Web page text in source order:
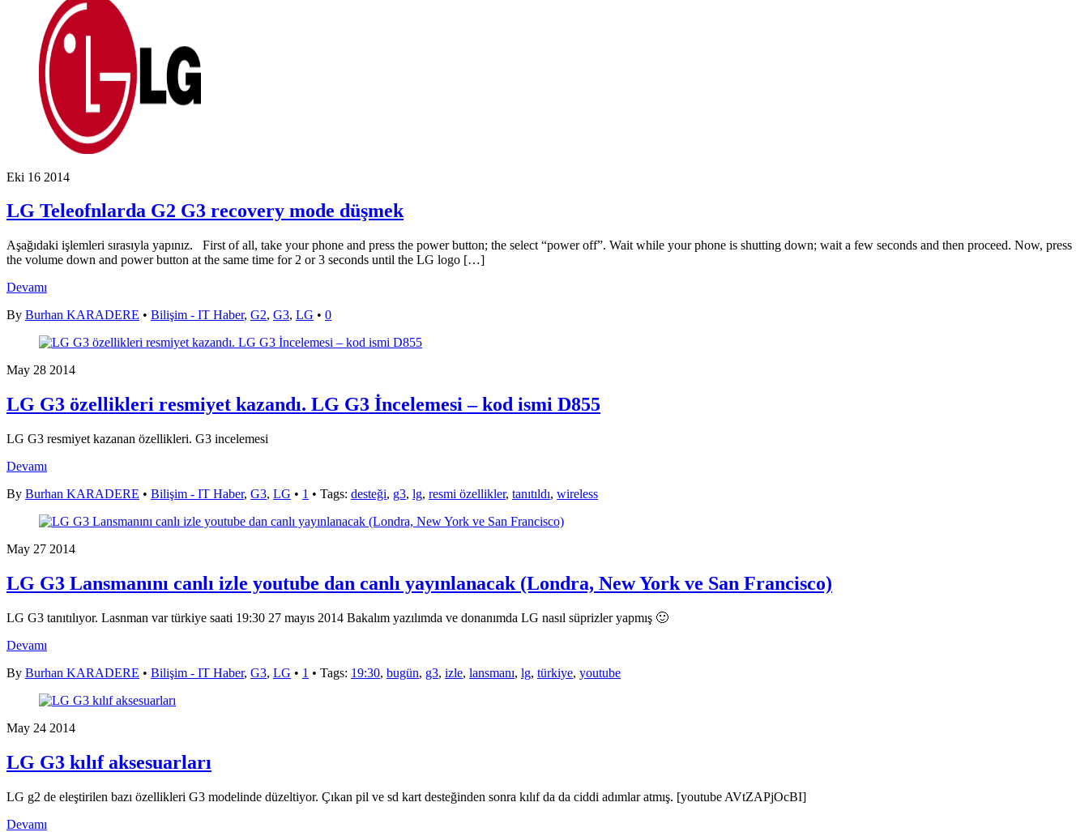
Eki 16 2014
LG Teleofnlarda G2 G3 recovery mode düşmek
Aşağıdaki işlemleri sırasıyla yapınız. First of all, take your phone and press the power button; the select “power off”. Wait while your phone is shutting down; wait a few seconds and then proceed. Now, press
the volume down and power button at the same time for 2 or 3 seconds until the LG logo […]
Devamı
By Burhan KARADERE • Bilişim - IT Haber, G2, G3, LG • 0
May 28 2014
LG G3 özellikleri resmiyet kazandı. LG G3 İncelemesi – kod ismi D855
LG G3 resmiyet kazanan özellikleri. G3 incelemesi
Devamı
By Burhan KARADERE • Bilişim - IT Haber, G3, LG • 1 • Tags: desteği, g3, lg, resmi özellikler, tanıtıldı, wireless
May 27 2014
LG G3 Lansmanını canlı izle youtube dan canlı yayınlanacak (Londra, New York ve San Francisco)
LG G3 tanıtılıyor. Lasnman var türkiye saati 19:30 27 mayıs 2014 Bakalım yazılımda ve donanımda LG nasıl süprizler yapmış 🙂
Devamı
By Burhan KARADERE • Bilişim - IT Haber, G3, LG • 1 • Tags: 19:30, bugün, g3, izle, lansmanı, lg, türkiye, youtube
May 24 2014
LG G3 kılıf aksesuarları
LG g2 de eleştirilen bazı özellikleri G3 modelinde düzeltiyor. Çıkan pil ve sd kart desteğinden sonra kılıf da da ciddi adımlar atmış. [youtube AVtZAPjOcBI]
Devamı